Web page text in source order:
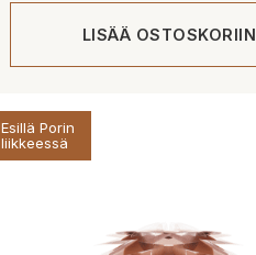
LISÄÄ OSTOSKORIIN
Esillä Porin
liikkeessä